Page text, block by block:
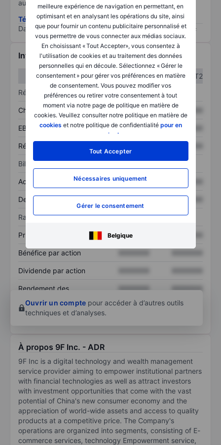
meilleure expérience de navigation en permettant, en
optimisant et en analysant les opérations du site, ainsi
que pour fournir un contenu publicitaire personnalisé et
vous permettre de vous connecter aux médias sociaux.
En choisissant « Tout Accepter», vous consentez à
l'utilisation de cookies et au traitement des données
personnelles qui en découle. Sélectionnez « Gérer le
consentement » pour gérer vos préférences en matière
de consentement. Vous pouvez modifier vos
préférences ou retirer votre consentement à tout
moment via notre page de politique en matière de
cookies. Veuillez consulter notre politique en matière de
cookies et notre politique de confidentialité pour en
savoir plus
Tout Accepter
Nécessaires uniquement
Gérer le consentement
Belgique
au risque le plus élevé).
Télécharger la méthodologie ESG (en anglais)
Data provided by
/
Informations financières
T1
T2
Résultats
Chiffre d’affaires XXXXXXX XXXXXXX
EBITDA XXXXXXX XXXXXXX
Résultat net
Bilan
Actif total XXXXXXX
Dette totale XXXXXXX
Ratios
Prix / ventes XXXXXXX
Bénéfice par action
Dividende par action
Rendement des
XXXXXXX
XXXXXXX
Ouvrir un compte pour accéder à d’autres outils
techniques et d’analyses.
À propos 9F Inc. - ADR
9F Inc is a digital technology and wealth management
service provider aiming to empower institutional partners
with financial technologies as well as attract investors
with investment opportunities that come with the vast
potential of China's new consumer economy and the
appreciation of world-wide assets and access to quality
products at a competitive price. The Company's
operations are organized into segments, consisting of E-
commerce services, technology Empowerment service,